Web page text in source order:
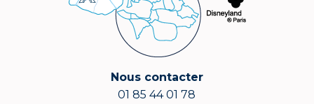
Nous contacter
01 85 44 01 78